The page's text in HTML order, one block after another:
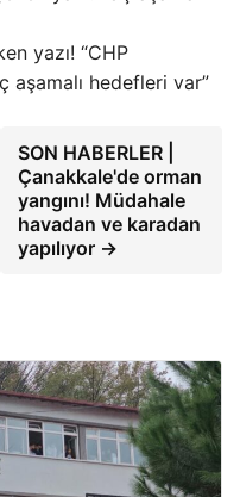
yazı! “CHP
hedefleri var”
SON HABERLER |
Çanakkale'de orman
yangını! Müdahale
havadan ve karadan
yapılıyor →